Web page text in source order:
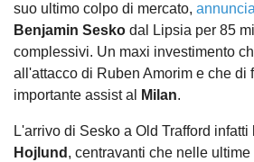
suo ultimo colpo di mercato,
Benjamin Sesko dal Lipsia per 85
complessivi. Un maxi investimento
all'attacco di Ruben Amorim e che di
importante assist al
Milan.
L'arrivo di Sesko a Old Trafford infatti
Hojlund , centravanti che nelle